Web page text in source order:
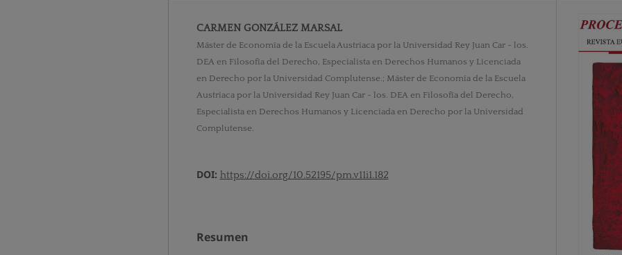
CARMEN GONZÁLEZ MARSAL
Máster de Economía de la Escuela Austriaca por la Universidad Rey Juan Car - los.
DEA en Filosofía del Derecho, Especialista en Derechos Humanos y Licenciada
en Derecho por la Universidad Complutense.; Máster de Economía de la Escuela
Austriaca por la Universidad Rey Juan Car - los. DEA en Filosofía del Derecho,
Especialista en Derechos Humanos y Licenciada en Derecho por la Universidad
Complutense.
DOI: https://doi.org/10.52195/pm.v11i1.182
Resumen